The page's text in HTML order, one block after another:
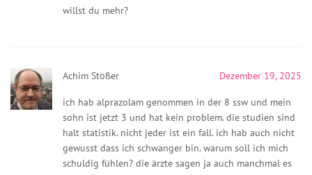
willst du mehr?
Achim Stößer Dezember 19, 2025
ich hab alprazolam genommen in der 8 ssw und mein
sohn ist jetzt 3 und hat kein problem. die studien sind
halt statistik. nicht jeder ist ein fall. ich hab auch nicht
gewusst dass ich schwanger bin. warum soll ich mich
schuldig fühlen? die ärzte sagen ja auch manchmal es